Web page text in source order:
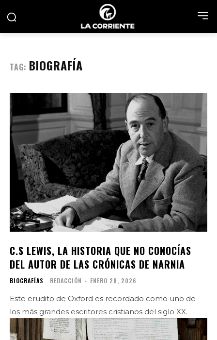
TAG: BIOGRAFÍA
C.S LEWIS, LA HISTORIA QUE NO CONOCÍAS
DEL AUTOR DE LAS CRÓNICAS DE NARNIA
BIOGRAFÍAS REDACCIÓN - ENERO 28, 2026
Este erudito de Oxford es recordado como uno de
los más grandes escritores cristianos del siglo XX.